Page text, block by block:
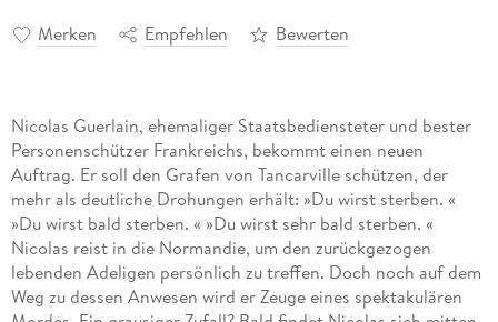
Merken Empfehlen Bewerten
Nicolas Guerlain, ehemaliger Staatsbediensteter und bester
Personenschützer Frankreichs, bekommt einen neuen
Auftrag. Er soll den Grafen von Tancarville schützen, der
mehr als deutliche Drohungen erhält: »Du wirst sterben. «
»Du wirst bald sterben. « »Du wirst sehr bald sterben. «
Nicolas reist in die Normandie, um den zurückgezogen
lebenden Adeligen persönlich zu treffen. Doch noch auf dem
Weg zu dessen Anwesen wird er Zeuge eines spektakulären